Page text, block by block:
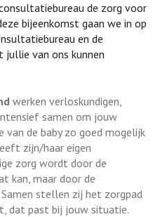
de zorg voor
bijeenkomst gaan we in op
en de
jullie van ons kunnen
werken verloskundigen,
samen om jouw
van de baby zo goed mogelijk
zijn/haar eigen
zorg wordt door de
kan, maar door de
stellen zij het zorgpad
dat past bij jouw situatie.